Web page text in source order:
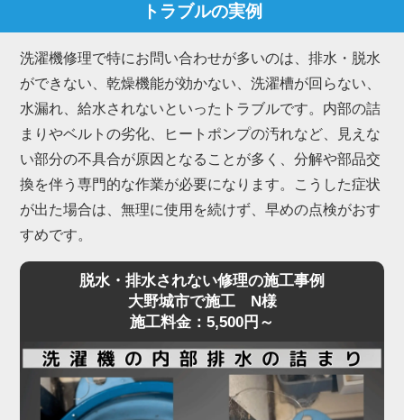
トラブルの実例
洗濯機修理で特にお問い合わせが多いのは、排水・脱水
ができない、乾燥機能が効かない、洗濯槽が回らない、
水漏れ、給水されないといったトラブルです。内部の詰
まりやベルトの劣化、ヒートポンプの汚れなど、見えな
い部分の不具合が原因となることが多く、分解や部品交
換を伴う専門的な作業が必要になります。こうした症状
が出た場合は、無理に使用を続けず、早めの点検がおす
すめです。
脱水・排水されない修理の施工事例
大野城市で施工 N様
施工料金：5,500円～